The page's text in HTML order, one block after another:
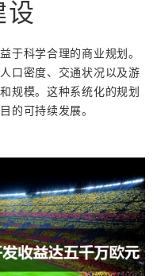
设
于科学合理的商业规划。
口密度、交通状况以及游
规模。这种系统化的规划
的可持续发展。